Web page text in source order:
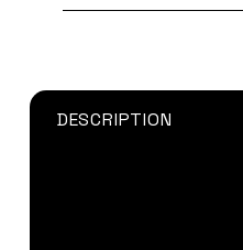
DESCRIPTION